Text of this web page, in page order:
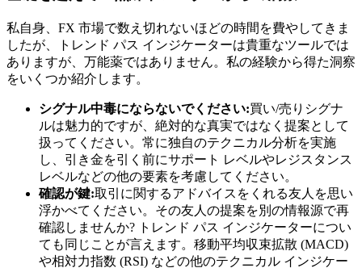
私自身、FX 市場で数え切れないほどの時間を費やしてきま
したが、トレンド パス インジケーターは貴重なツールでは
ありますが、万能薬ではありません。私の経験から得た洞察
をいくつか紹介します。
シグナル中毒にならないでください:買い/売りシグナ
ルは魅力的ですが、絶対的な真実ではなく提案として
扱ってください。常に独自のテクニカル分析を実施
し、引き金を引く前にサポート レベルやレジスタンス
レベルなどの他の要素を考慮してください。
確認が鍵:取引に関するアドバイスをくれる友人を思い
浮かべてください。その友人の提案を別の情報源で再
確認しませんか? トレンド パス インジケーターについ
ても同じことが言えます。移動平均収束拡散 (MACD)
や相対力指数 (RSI) などの他のテクニカル インジケー